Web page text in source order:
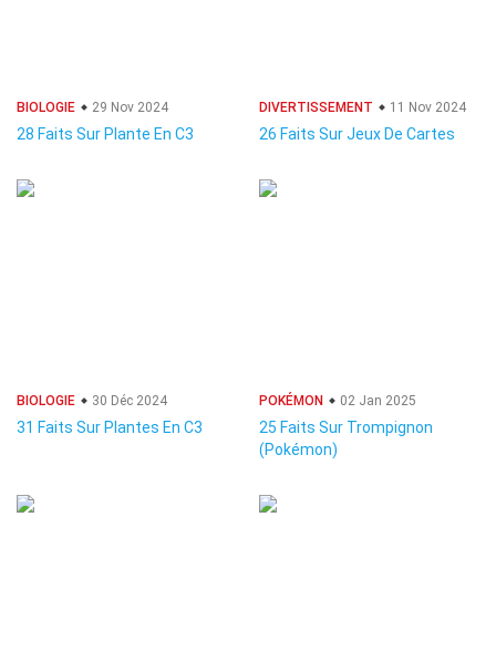
BIOLOGIE 29 Nov 2024
28 Faits Sur Plante En C3
DIVERTISSEMENT 11 Nov 2024
26 Faits Sur Jeux De Cartes
BIOLOGIE 30 Déc 2024
31 Faits Sur Plantes En C3
POKÉMON 02 Jan 2025
25 Faits Sur Trompignon
(Pokémon)